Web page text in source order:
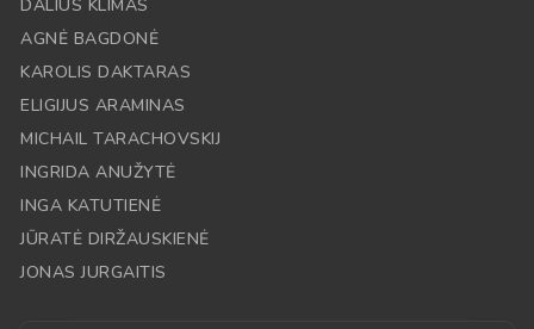
DALIUS KLIMAS
AGNĖ BAGDONĖ
KAROLIS DAKTARAS
ELIGIJUS ARAMINAS
MICHAIL TARACHOVSKIJ
INGRIDA ANUŽYTĖ
INGA KATUTIENĖ
JŪRATĖ DIRŽAUSKIENĖ
JONAS JURGAITIS